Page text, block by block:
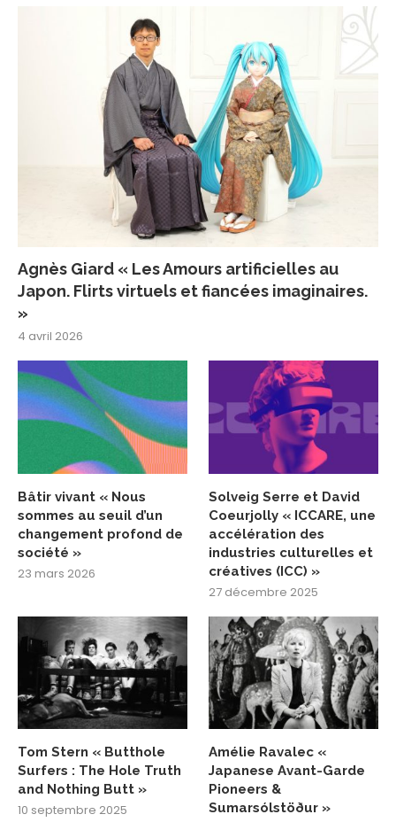
Agnès Giard « Les Amours artificielles au
Japon. Flirts virtuels et fiancées imaginaires.
»
4 avril 2026
Bâtir vivant « Nous
sommes au seuil d’un
changement profond de
société »
23 mars 2026
Solveig Serre et David
Coeurjolly « ICCARE, une
accélération des
industries culturelles et
créatives (ICC) »
27 décembre 2025
Tom Stern « Butthole
Surfers : The Hole Truth
and Nothing Butt »
10 septembre 2025
Amélie Ravalec «
Japanese Avant-Garde
Pioneers &
Sumarsólstöður »